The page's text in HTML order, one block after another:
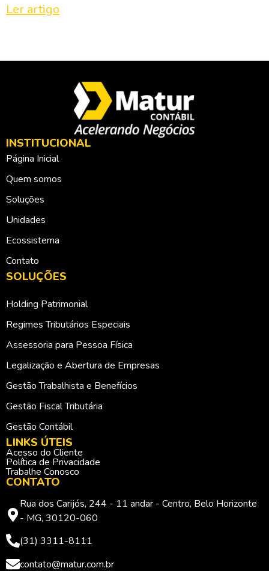
Ler artigo
INSTITUCIONAL
Página Inicial
Quem somos
Soluções
Unidades
Ecossistema
Contato
SOLUÇÕES
Holding Patrimonial
Regimes Tributários Especiais
Assessoria para Pessoa Física
Legalização e Abertura de Empresas
Gestão Trabalhista e Benefícios
Gestão Fiscal Tributária
Gestão Contábil
LINKS ÚTEIS
Acesso do Cliente
Política de Privacidade
Trabalhe Conosco
CONTATO
Rua dos Carijós, 244 - 11 andar - Centro, Belo Horizonte
- MG, 30120-060
(31) 3311-8111
contato@matur.com.br